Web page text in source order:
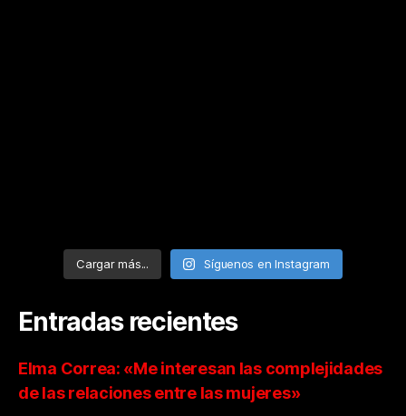
Cargar más... Síguenos en Instagram
Entradas recientes
Elma Correa: «Me interesan las complejidades
de las relaciones entre las mujeres»